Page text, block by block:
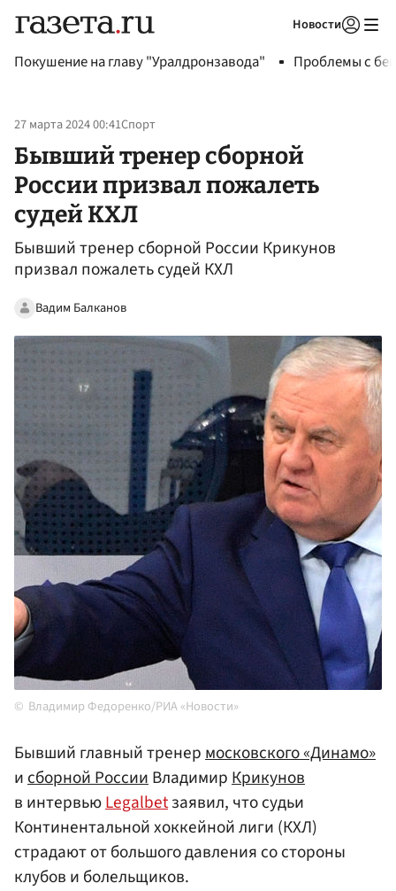
Новости
Покушение на главу "Уралдронзавода" Проблемы с
27 марта 2024 00:41Спорт
Бывший тренер сборной
России призвал пожалеть
судей КХЛ
Бывший тренер сборной России Крикунов
призвал пожалеть судей КХЛ
Вадим Балканов
Владимир Федоренко/РИА «Новости»
Бывший главный тренермосковского «Динамо»
исборнойРоссииВладимирКрикунов
в интервьюLegalbetзаявил, что судьи
Континентальной хоккейной лиги (КХЛ)
страдают от большого давления со стороны
клубов и болельщиков.